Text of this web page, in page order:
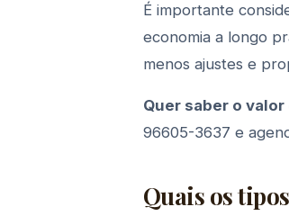
É importante
economia a longo
menos ajustes e
Quer saber o
96605-3637 e
Quais os